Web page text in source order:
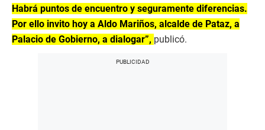
Habrá puntos de encuentro y seguramente diferencias.
Por ello invito hoy a Aldo Mariños, alcalde de Pataz, a
Palacio de Gobierno, a dialogar”, publicó.